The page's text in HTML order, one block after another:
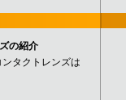
の紹介
タクトレンズは